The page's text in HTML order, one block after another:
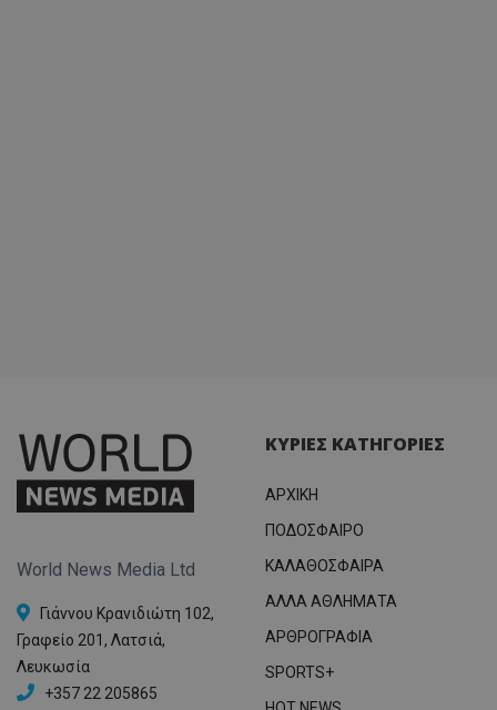
World News Media Ltd
Γιάννου Κρανιδιώτη 102,
Γραφείο 201, Λατσιά,
Λευκωσία
+357 22 205865
ΚΥΡΙΕΣ ΚΑΤΗΓΟΡΙΕΣ
ΑΡΧΙΚΗ
ΠΟΔΟΣΦΑΙΡΟ
ΚΑΛΑΘΟΣΦΑΙΡΑ
ΑΛΛΑ ΑΘΛΗΜΑΤΑ
ΑΡΘΡΟΓΡΑΦΙΑ
SPORTS+